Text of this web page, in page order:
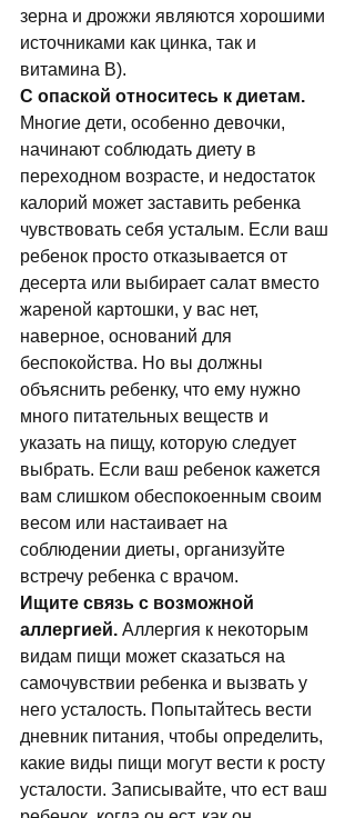
зерна и дрожжи являются хорошими
источниками как цинка, так и
витамина В).
С опаской относитесь к диетам.
Многие дети, особенно девочки,
начинают соблюдать диету в
переходном возрасте, и недостаток
калорий может заставить ребенка
чувствовать себя усталым. Если ваш
ребенок просто отказывается от
десерта или выбирает салат вместо
жареной картошки, у вас нет,
наверное, оснований для
беспокойства. Но вы должны
объяснить ребенку, что ему нужно
много питательных веществ и
указать на пищу, которую следует
выбрать. Если ваш ребенок кажется
вам слишком обеспокоенным своим
весом или настаивает на
соблюдении диеты, организуйте
встречу ребенка с врачом.
Ищите связь с возможной
аллергией. Аллергия к некоторым
видам пищи может сказаться на
самочувствии ребенка и вызвать у
него усталость. Попытайтесь вести
дневник питания, чтобы определить,
какие виды пищи могут вести к росту
усталости. Записывайте, что ест ваш